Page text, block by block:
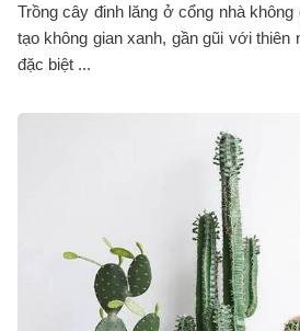
Trồng cây đinh lăng ở cổng nhà
tạo không gian xanh, gần gũi với thiên
đặc biệt ...